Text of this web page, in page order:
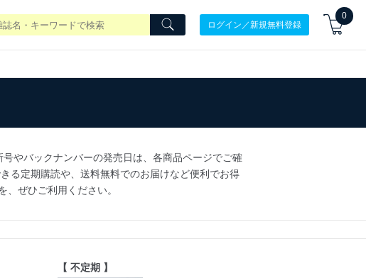
ログイン／新規無料登録
0
やバックナンバーの発売日は、各商品ページでご確
る定期購読や、送料無料でのお届けなど便利でお得
ぜひご利用ください。
【 不定期 】